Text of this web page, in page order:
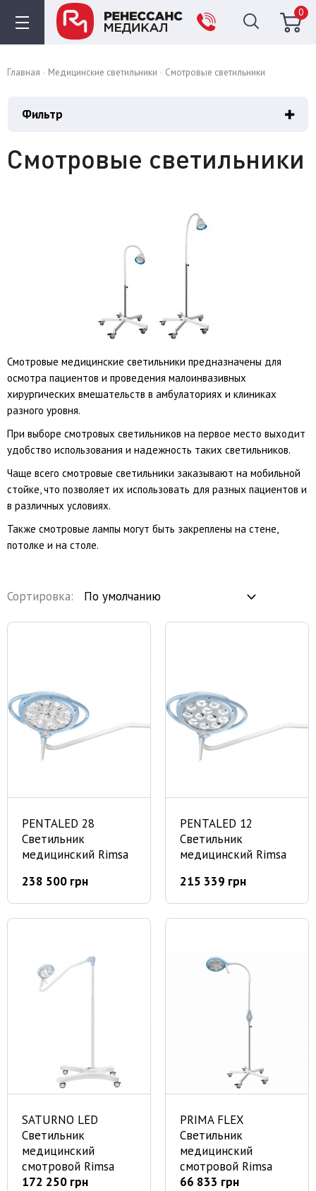
0
Главная Медицинские светильники Смотровые светильники
Фильтр
Смотровые светильники
Смотровые медицинские светильники предназначены для
осмотра пациентов и проведения малоинвазивных
хирургических вмешательств в амбулаториях и клиниках
разного уровня.
При выборе смотровых светильников на первое место выходит
удобство использования и надежность таких светильников.
Чаще всего смотровые светильники заказывают на мобильной
стойке, что позволяет их использовать для разных пациентов и
в различных условиях.
Также смотровые лампы могут быть закреплены на стене,
потолке и на столе.
Сортировка:
PENTALED 28
Светильник
медицинский Rimsa
238 500 грн
PENTALED 12
Светильник
медицинский Rimsa
215 339 грн
SATURNO LED
Светильник
медицинский
смотровой Rimsa
172 250 грн
PRIMA FLEX
Светильник
медицинский
смотровой Rimsa
66 833 грн